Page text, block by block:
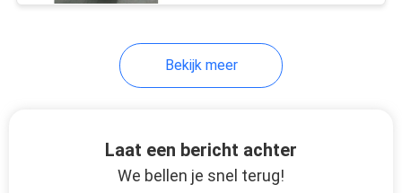
De Motorfiets van
Bekijk meer
Laat een bericht achter
We bellen je snel terug!